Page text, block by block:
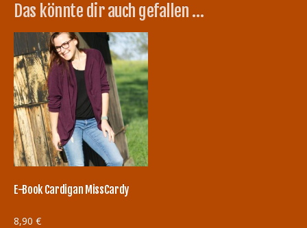
Das könnte dir auch gefallen …
E-Book Cardigan MissCardy
8,90 €